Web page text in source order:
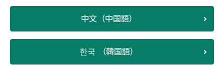
中文（中国語）
한국 （韓国語）